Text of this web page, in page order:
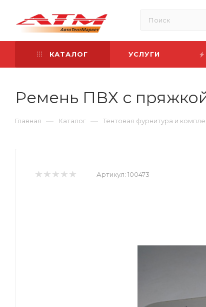
КАТАЛОГ УСЛУГИ
Ремень ПВХ с
Главная — Каталог — Тентовая фурнитура и
Артикул: 100473